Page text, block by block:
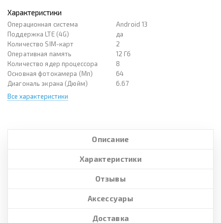
Характеристики
Операционная система
Android 13
Поддержка LTE (4G)
да
Количество SIM-карт
2
Оперативная память
12 Гб
Количество ядер процессора
8
Основная фотокамера (Мп)
64
Диагональ экрана (Дюйм)
6.67
Все характеристики
Описание
Характеристики
Отзывы
Аксессуары
Доставка